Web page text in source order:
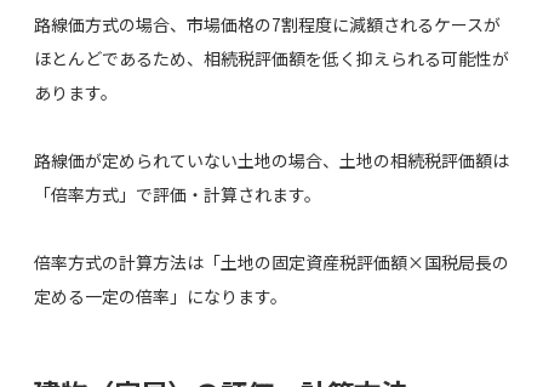
路線価方式の場合、市場価格の7割程度に減額されるケースが
ほとんどであるため、相続税評価額を低く抑えられる可能性が
あります。
路線価が定められていない土地の場合、土地の相続税評価額は
「倍率方式」で評価・計算されます。
倍率方式の計算方法は「土地の固定資産税評価額×国税局長の
定める一定の倍率」になります。